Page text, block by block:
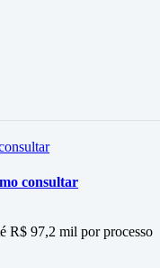
consultar
R$ 97,2 mil por processo